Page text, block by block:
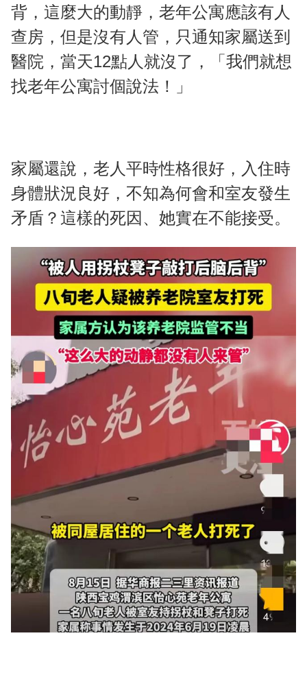
背，這麼大的動靜，老年公寓應該有人
查房，但是沒有人管，只通知家屬送到
醫院，當天12點人就沒了，「我們就想
找老年公寓討個說法！」
家屬還說，老人平時性格很好，入住時
身體狀況良好，不知為何會和室友發生
矛盾？這樣的死因、她實在不能接受。